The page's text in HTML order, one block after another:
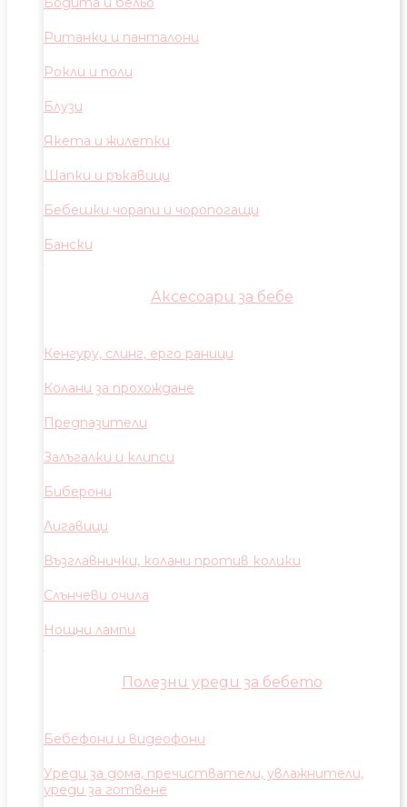
Ританки и панталони
Рокли и поли
Блузи
Якета и жилетки
Шапки и ръкавици
Бебешки чорапи и чоропогащи
Бански
Аксесоари за бебе
Кенгуру, слинг, ерго раници
Колани за прохождане
Предпазители
Залъгалки и клипси
Биберони
Лигавици
Възглавнички, колани против колики
Слънчеви очила
Нощни лампи
Полезни уреди за бебето
Бебефони и видеофони
Уреди за дома, пречистватели, увлажнители,
уреди за готвене